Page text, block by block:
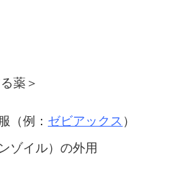
薬＞
（例： ゼビアックス ）
ゾイル）の外用